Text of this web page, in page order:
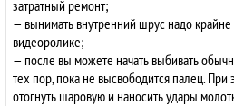
затратный ремонт;
— вынимать внутренний шрус надо
видеоролике;
— после вы можете начать выбивать
тех пор, пока не высвободится палец.
отогнуть шаровую и наносить удары